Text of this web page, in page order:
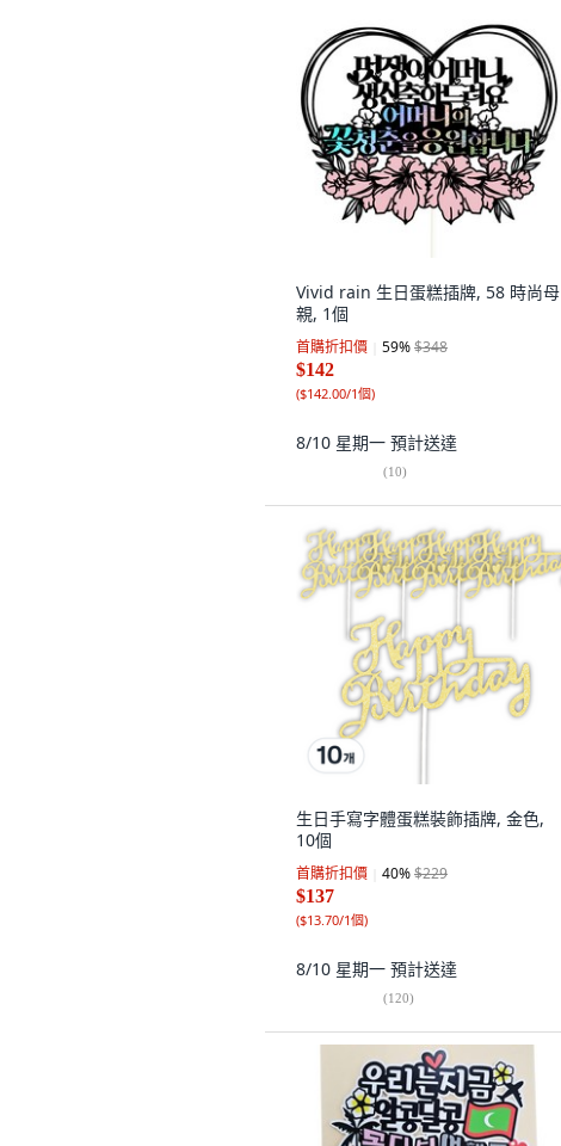
Vivid rain 生日蛋糕插牌, 58 時尚母
親, 1個
首購折扣價 59%$348
$142
($142.00/1個)
8/10 星期一 預計送達
(10)
生日手寫字體蛋糕裝飾插牌, 金色,
10個
首購折扣價 40%$229
$137
($13.70/1個)
8/10 星期一 預計送達
(120)